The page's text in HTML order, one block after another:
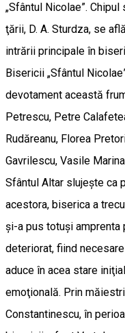
„Sfântul Nicolae”.
ţării, D. A. Sturdza, se
intrării principale în
Bisericii „Sfântul
devotament această
Petrescu, Petre
Rudăreanu, Florea
Gavrilescu, Vasile
Sfântul Altar slujeşte ca
acestora, biserica a
şi-a pus totuşi
deteriorat, fiind
aduce în acea stare
emoţională. Prin
Constantinescu, în